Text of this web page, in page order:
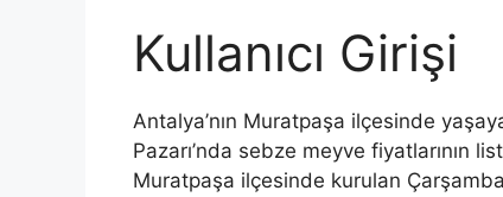
Kullanıcı Girişi
Antalya’nın Muratpaşa ilçesinde
Pazarı’nda sebze meyve fiyatlarının
Muratpaşa ilçesinde kurulan